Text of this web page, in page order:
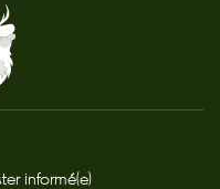
informé(e)